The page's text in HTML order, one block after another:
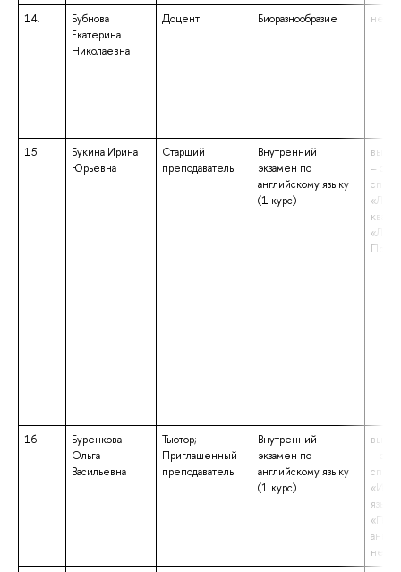
14.
Бубнова
Екатерина
Николаевна
Доцент Биоразнообразие не
15.
Букина Ирина
Юрьевна
Старший
преподаватель
Внутренний
экзамен по
английскому языку
(1 курс)
–
16.
Буренкова
Ольга
Васильевна
Тьютор;
Приглашенный
преподаватель
Внутренний
экзамен по
английскому языку
(1 курс)
–